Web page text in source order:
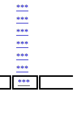
***
***
***
***
***
***
***